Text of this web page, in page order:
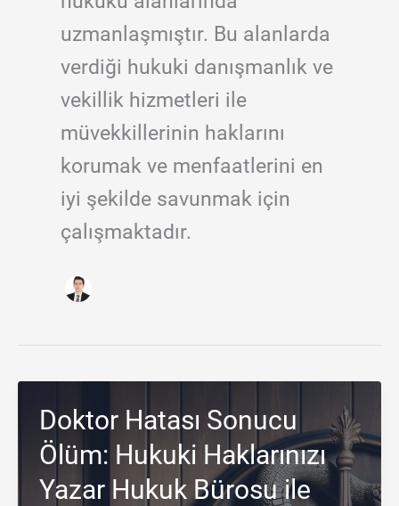
uzmanlaşmıştır. Bu alanlarda
verdiği hukuki danışmanlık ve
vekillik hizmetleri ile
müvekkillerinin haklarını
korumak ve menfaatlerini en
iyi şekilde savunmak için
çalışmaktadır.
Doktor Hatası Sonucu
Ölüm: Hukuki Haklarınızı
Yazar Hukuk Bürosu ile